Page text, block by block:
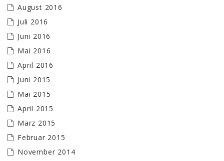
August 2016
Juli 2016
Juni 2016
Mai 2016
April 2016
Juni 2015
Mai 2015
April 2015
März 2015
Februar 2015
November 2014